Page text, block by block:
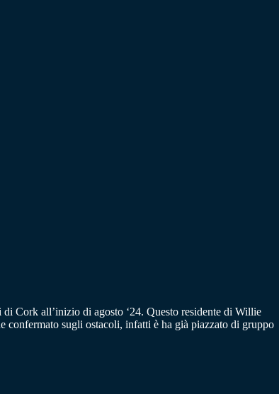
Cork all’inizio di agosto ‘24. Questo residente di Willie
sugli ostacoli, infatti è ha già piazzato di gruppo